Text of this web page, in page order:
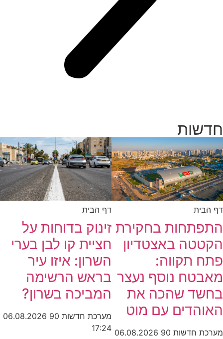
חדשות
דף הבית
התפתחות בחקירת
הקטטה באצטדיון
פתח תקווה:
מאבטח נוסף נעצר
בחשד שהכה את
האוהדים עם מוט
מערכת חדשות 90
06.08.2026
דף הבית
זינוק בדוחות על
חציית קו לבן בערי
השרון: איזו עיר
בראש הרשימה
המביכה בשרון?
מערכת חדשות 90
06.08.2026
17:24